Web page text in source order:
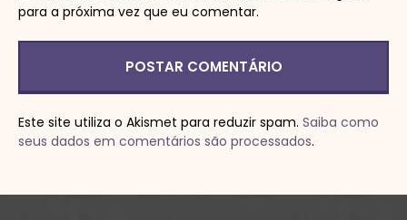
para a próxima vez que eu comentar.
Este site utiliza o Akismet para reduzir spam. Saiba como
seus dados em comentários são processados.